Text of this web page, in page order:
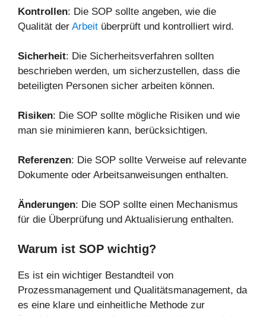
Kontrollen: Die SOP sollte angeben, wie die
Qualität der Arbeit überprüft und kontrolliert wird.
Sicherheit: Die Sicherheitsverfahren sollten
beschrieben werden, um sicherzustellen, dass die
beteiligten Personen sicher arbeiten können.
Risiken: Die SOP sollte mögliche Risiken und wie
man sie minimieren kann, berücksichtigen.
Referenzen: Die SOP sollte Verweise auf relevante
Dokumente oder Arbeitsanweisungen enthalten.
Änderungen: Die SOP sollte einen Mechanismus
für die Überprüfung und Aktualisierung enthalten.
Warum ist SOP wichtig?
Es ist ein wichtiger Bestandteil von
Prozessmanagement und Qualitätsmanagement, da
es eine klare und einheitliche Methode zur